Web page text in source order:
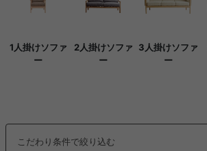
1人掛けソファ
ー
2人掛けソファ
ー
3人掛けソファ
ー
こだわり条件で絞り込む